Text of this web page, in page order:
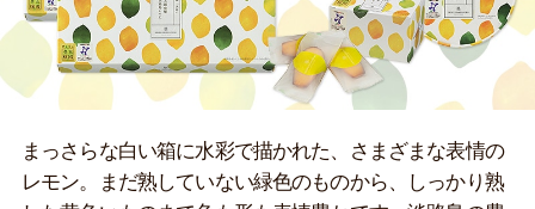
まっさらな白い箱に水彩で描かれた、さまざまな表情の
レモン。まだ熟していない緑色のものから、しっかり熟